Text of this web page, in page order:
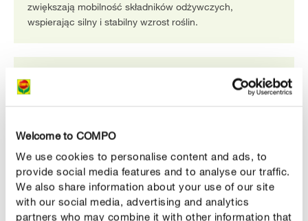
Welcome to COMPO
We use cookies to personalise content and ads, to
provide social media features and to analyse our traffic.
We also share information about your use of our site
with our social media, advertising and analytics
partners who may combine it with other information that
zwiększają mobilność składników odżywczych,
wspierając silny i stabilny wzrost roślin.
Optymalne składniki odżywcze